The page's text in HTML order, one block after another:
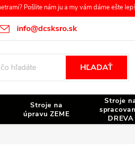
Pošlite nám ju a my vám dáme ešte
info@dcsksro.sk
podmienky Odstúpenie od zmluvy
HĽADAŤ
Stroje na
úpravu ZEME
Stroje
DREVA